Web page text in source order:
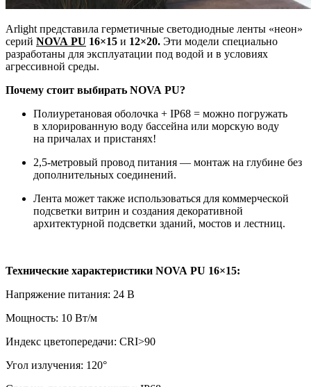
Arlight представила герметичные светодиодные ленты «неон»
серий NOVA PU 16×15 и 12×20. Эти модели специально
разработаны для эксплуатации под водой и в условиях
агрессивной среды.
Почему стоит выбирать NOVA PU?
Полиуретановая оболочка + IP68 = можно погружать
в хлорированную воду бассейна или морскую воду
на причалах и пристанях!
2,5-метровый провод питания — монтаж на глубине без
дополнительных соединений.
Лента может также использоваться для коммерческой
подсветки витрин и создания декоративной
архитектурной подсветки зданий, мостов и лестниц.
Технические характеристики NOVA PU 16×15:
Напряжение питания: 24 В
Мощность: 10 Вт/м
Индекс цветопередачи: CRI>90
Угол излучения: 120°